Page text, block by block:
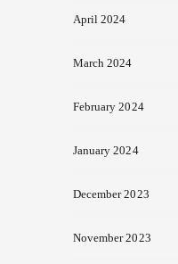
April 2024
March 2024
February 2024
January 2024
December 2023
November 2023